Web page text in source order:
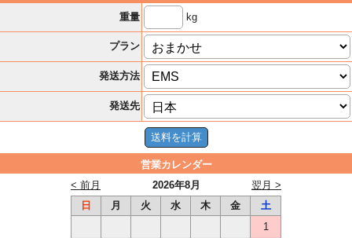
重量
kg
プラン
発送方法
発送先
営業カレンダー
2026年8月
< 前月
翌月 >
日
月 火 水 木 金
土
1